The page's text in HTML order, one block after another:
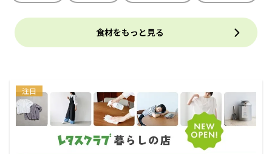
食材をもっと見る
注目